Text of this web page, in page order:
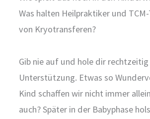
Was halten Heilpraktiker und
von Kryotransferen?
Gib nie auf und hole dir rechtzeitig
Unterstützung. Etwas so
Kind schaffen wir nicht immer
auch? Später in der Babyphase